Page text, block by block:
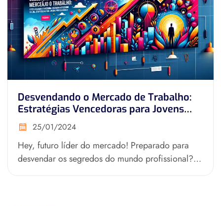
Desvendando o Mercado de Trabalho:
Estratégias Vencedoras para Jovens
Profissionais!
25/01/2024
Hey, futuro líder do mercado! Preparado para
desvendar os segredos do mundo profissional?